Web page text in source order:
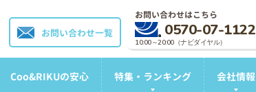
お問い合わせはこちら
0570-07-1122
10:00～20:00（ナビダイヤル）
お問い合わせ一覧
Coo&RIKUの安心 特集・ランキング 会社情報